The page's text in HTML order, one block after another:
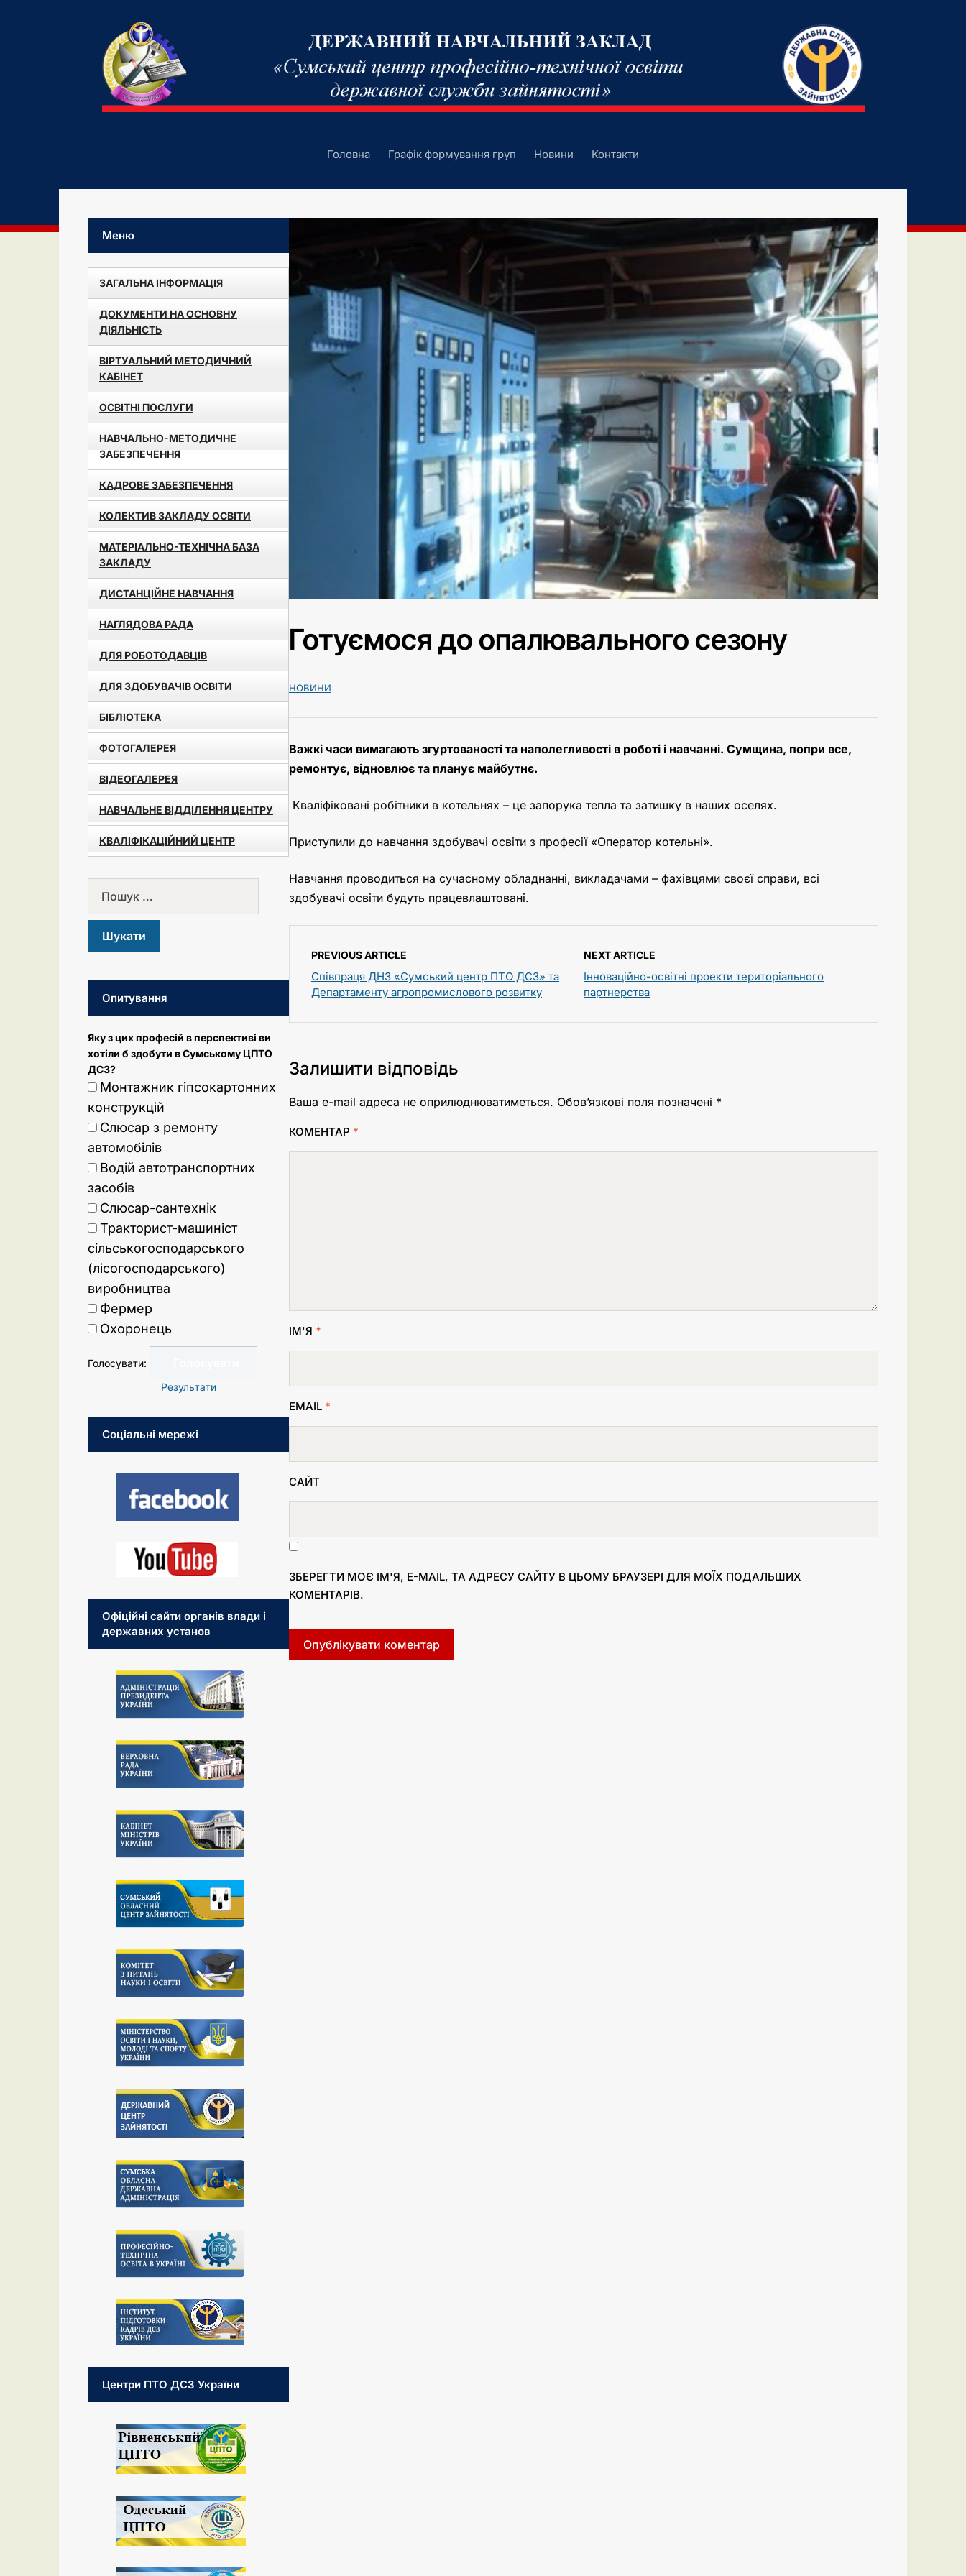
Головна Графік формування груп Новини Контакти
Готуємося до опалювального сезону
НОВИНИ
Важкі часи вимагають згуртованості та наполегливості в роботі і навчанні. Сумщина, попри все,
ремонтує, відновлює та планує майбутнє.
Кваліфіковані робітники в котельнях – це запорука тепла та затишку в наших оселях.
Приступили до навчання здобувачі освіти з професії «Оператор котельні».
Навчання проводиться на сучасному обладнанні, викладачами – фахівцями своєї справи, всі
здобувачі освіти будуть працевлаштовані.
PREVIOUS ARTICLE
Співпраця ДНЗ «Сумський центр ПТО ДСЗ» та
Департаменту агропромислового розвитку
NEXT ARTICLE
Інноваційно-освітні проекти територіального
партнерства
Залишити відповідь
Ваша e-mail адреса не оприлюднюватиметься. Обов’язкові поля позначені *
КОМЕНТАР *
ІМ'Я *
EMAIL *
САЙТ
ЗБЕРЕГТИ МОЄ ІМ'Я, E-MAIL, ТА АДРЕСУ САЙТУ В ЦЬОМУ БРАУЗЕРІ ДЛЯ МОЇХ ПОДАЛЬШИХ
КОМЕНТАРІВ.
Меню
ЗАГАЛЬНА ІНФОРМАЦІЯ
ДОКУМЕНТИ НА ОСНОВНУ
ДІЯЛЬНІСТЬ
ВІРТУАЛЬНИЙ МЕТОДИЧНИЙ
КАБІНЕТ
ОСВІТНІ ПОСЛУГИ
НАВЧАЛЬНО-МЕТОДИЧНЕ
ЗАБЕЗПЕЧЕННЯ
КАДРОВЕ ЗАБЕЗПЕЧЕННЯ
КОЛЕКТИВ ЗАКЛАДУ ОСВІТИ
МАТЕРІАЛЬНО-ТЕХНІЧНА БАЗА
ЗАКЛАДУ
ДИСТАНЦІЙНЕ НАВЧАННЯ
НАГЛЯДОВА РАДА
ДЛЯ РОБОТОДАВЦІВ
ДЛЯ ЗДОБУВАЧІВ ОСВІТИ
БІБЛІОТЕКА
ФОТОГАЛЕРЕЯ
ВІДЕОГАЛЕРЕЯ
НАВЧАЛЬНЕ ВІДДІЛЕННЯ ЦЕНТРУ
КВАЛІФІКАЦІЙНИЙ ЦЕНТР
Опитування
Яку з цих професій в перспективі ви
хотіли б здобути в Сумському ЦПТО
ДСЗ?
Монтажник гіпсокартонних
конструкцій
Слюсар з ремонту
автомобілів
Водій автотранспортних
засобів
Слюсар-сантехнік
Тракторист-машиніст
сільськогосподарського
(лісогосподарського)
виробництва
Фермер
Охоронець
Голосувати:
Результати
Соціальні мережі
Офіційні сайти органів влади і
державних установ
Центри ПТО ДСЗ України